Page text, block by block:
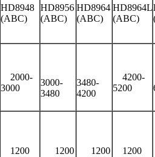
HD8948
(ABC)
HD8956
(ABC)
HD8964
(ABC)
HD8964L
(ABC)
2000-
3000
3000-
3480
3480-
4200
4200-
5200
1200 1200 1200 1200